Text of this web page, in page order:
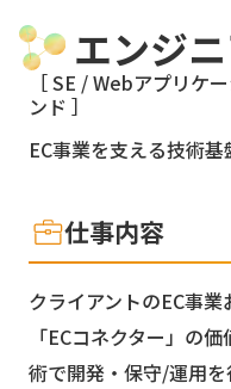
エンジ
［ SE / Webアプリケ
ンド ］
EC事業を支える技術基
仕事内容
クライアントのEC事
「ECコネクター」の
術で開発・保守/運用を